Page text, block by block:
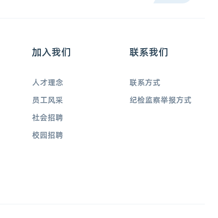
加入我们
人才理念
员工风采
社会招聘
校园招聘
联系我们
联系方式
纪检监察举报方式